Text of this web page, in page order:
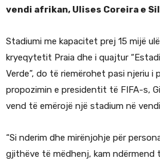
vendi afrikan, Ulises Coreira e
Stadiumi me kapacitet prej 15 mijë
kryeqytetit Praia dhe i quajtur
Verde”, do të riemërohet pasi njeriu i
propozimin e presidentit të FIFA-s,
vend të emërojë një stadium në
“Si nderim dhe mirënjohje për
gjithëve të mëdhenj, kam ndërmend